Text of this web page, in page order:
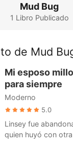
Mud Bug
1 Libro Publicado
de Mud
Mi esposo
para siempre
Moderno
5.0
Linsey fue
quien huyó con